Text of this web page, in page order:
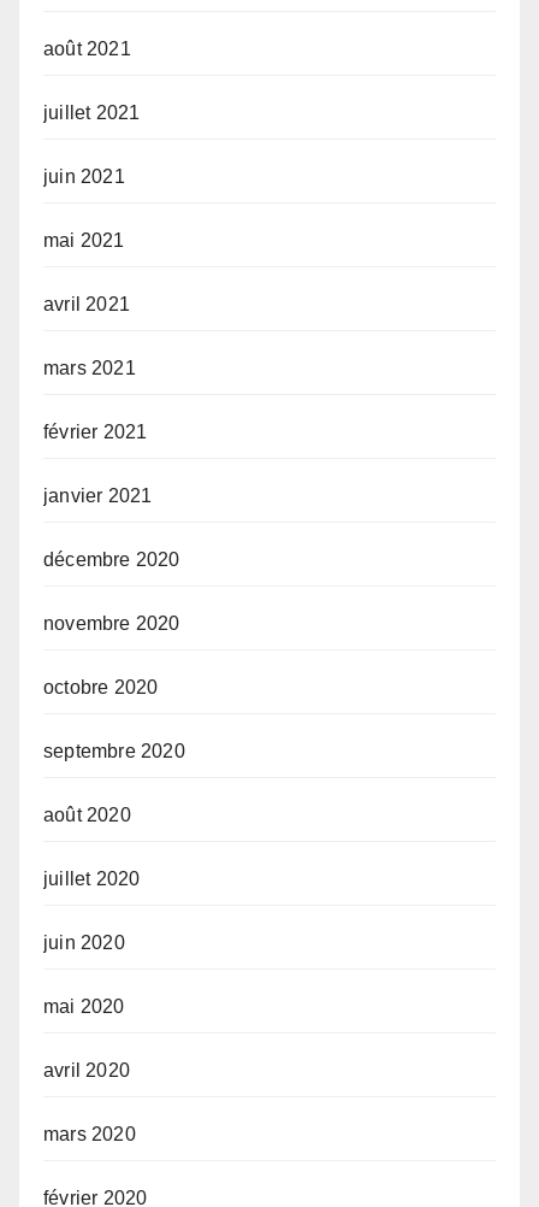
août 2021
juillet 2021
juin 2021
mai 2021
avril 2021
mars 2021
février 2021
janvier 2021
décembre 2020
novembre 2020
octobre 2020
septembre 2020
août 2020
juillet 2020
juin 2020
mai 2020
avril 2020
mars 2020
février 2020